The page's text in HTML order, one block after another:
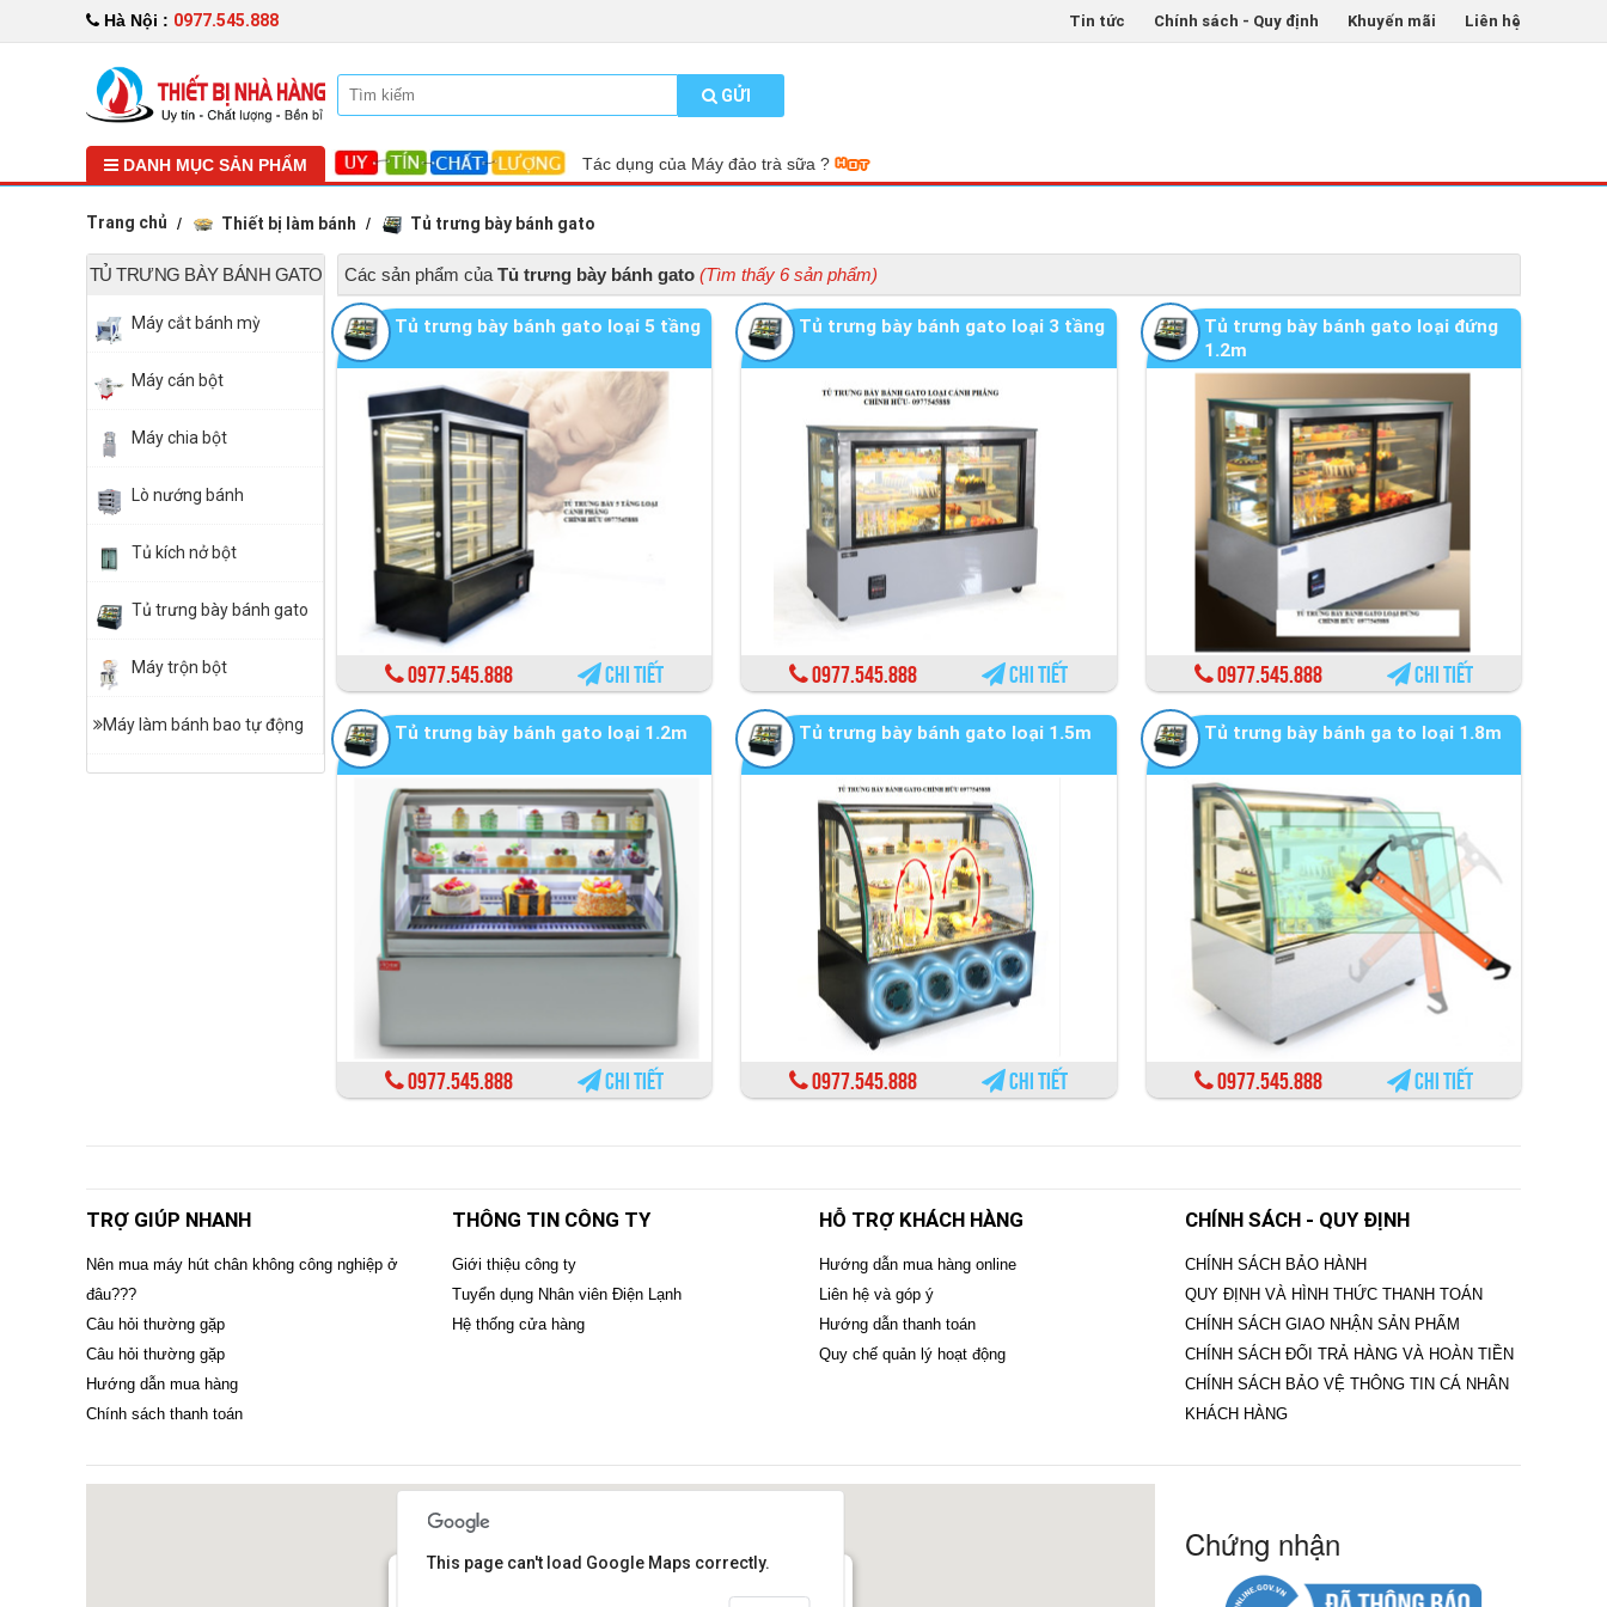
Hà Nội : 0977.545.888 Tin tức Chính sách - Quy định Khuyến mãi Liên hệ
GỬI
DANH MỤC SẢN PHẨM Tác dụng của Máy đảo trà sữa ?
Trang chủ Thiết bị làm bánh Tủ trưng bày bánh gato
TỦ TRƯNG BÀY BÁNH GATO
Máy cắt bánh mỳ
Máy cán bột
Máy chia bột
Lò nướng bánh
Tủ kích nở bột
Tủ trưng bày bánh gato
Máy trộn bột
Máy làm bánh bao tự động
Các sản phẩm của Tủ trưng bày bánh gato (Tìm thấy 6 sản phẩm)
Tủ trưng bày bánh gato loại 5 tầng
0977.545.888 Chi tiết
Tủ trưng bày bánh gato loại 3 tầng
0977.545.888 Chi tiết
Tủ trưng bày bánh gato loại đứng
1.2m
0977.545.888 Chi tiết
Tủ trưng bày bánh gato loại 1.2m
0977.545.888 Chi tiết
Tủ trưng bày bánh gato loại 1.5m
0977.545.888 Chi tiết
Tủ trưng bày bánh ga to loại 1.8m
0977.545.888 Chi tiết
TRỢ GIÚP NHANH
Nên mua máy hút chân không công nghiệp ở
đâu???
Câu hỏi thường gặp
Câu hỏi thường gặp
Hướng dẫn mua hàng
Chính sách thanh toán
THÔNG TIN CÔNG TY
Giới thiệu công ty
Tuyển dụng Nhân viên Điện Lạnh
Hệ thống cửa hàng
HỖ TRỢ KHÁCH HÀNG
Hướng dẫn mua hàng online
Liên hệ và góp ý
Hướng dẫn thanh toán
Quy chế quản lý hoạt động
CHÍNH SÁCH - QUY ĐỊNH
CHÍNH SÁCH BẢO HÀNH
QUY ĐỊNH VÀ HÌNH THỨC THANH TOÁN
CHÍNH SÁCH GIAO NHẬN SẢN PHẨM
CHÍNH SÁCH ĐỔI TRẢ HÀNG VÀ HOÀN TIỀN
CHÍNH SÁCH BẢO VỆ THÔNG TIN CÁ NHÂN
KHÁCH HÀNG
This page can't load Google Maps correctly. Chứng nhận